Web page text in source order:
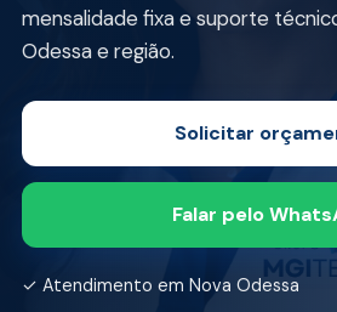
mensalidade fixa e suporte
Odessa e região.
Solicitar
Falar pelo
✓ Atendimento em Nova Odessa